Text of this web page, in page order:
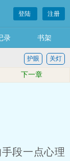
登陆 注册
录 书架
关灯
护眼
下一章
段一点心理